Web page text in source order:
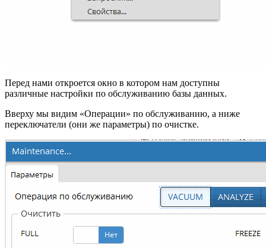
Перед нами откроется окно в котором нам доступны
различные настройки по обслуживанию базы данных.
Вверху мы видим «Операции» по обслуживанию, а ниже
переключатели (они же параметры) по очистке.